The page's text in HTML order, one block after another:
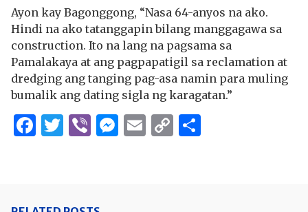
Ayon kay Bagonggong, “Nasa 64-anyos na ako.
Hindi na ako tatanggapin bilang manggagawa sa
construction. Ito na lang na pagsama sa
Pamalakaya at ang pagpapatigil sa reclamation at
dredging ang tanging pag-asa namin para muling
bumalik ang dating sigla ng karagatan.”
Facebook
Twitter
ViberMessenger
Email
Copy